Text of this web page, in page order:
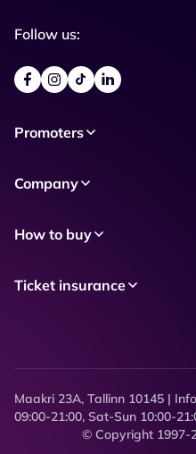
Follow us:
Promoters
Company
How to buy
Ticket insurance
Maakri 23A, Tallinn 10145 |
09:00-21:00, Sat-Sun 10:00-
© Copyright 1997-